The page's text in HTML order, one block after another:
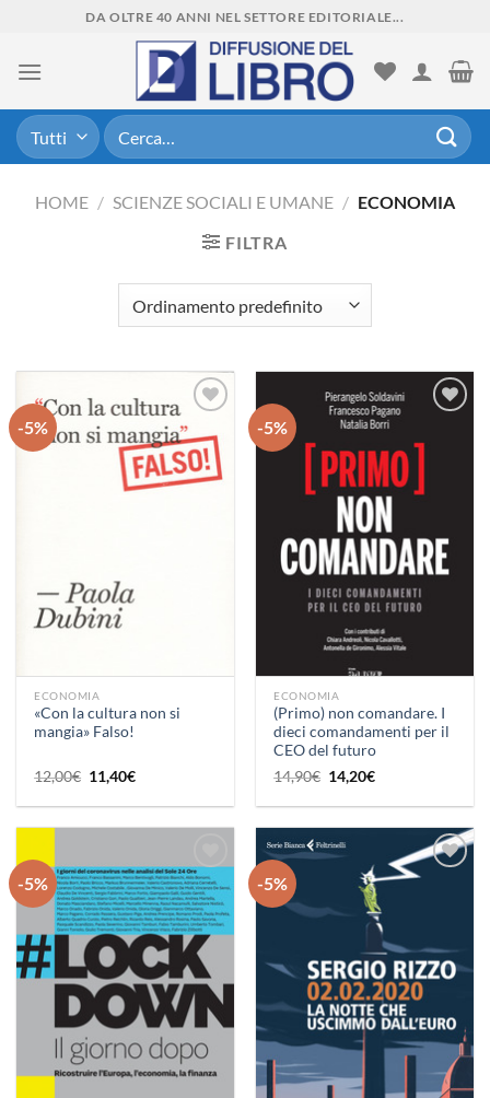
content
DA OLTRE 40 ANNI NEL SETTORE EDITORIALE...
Cerca:
HOME / SCIENZE SOCIALI E UMANE / ECONOMIA
FILTRA
-5%
Aggiungi
alla lista
ECONOMIA
«Con la cultura non si
mangia» Falso!
12,00€ Il
prezzo
originale
12,00€.
11,40€Il
attuale
11,40€.
-5%
ECONOMIA
(Primo) non comandare. I
dieci comandamenti per il
CEO del futuro
14,90€ Il
prezzo
originale
14,90€.
14,20€Il
attuale
14,20€.
-5%
Aggiungi
alla lista
dei
desideri
-5%
dei
desideri